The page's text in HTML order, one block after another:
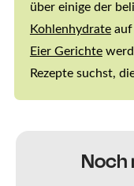
über einige der
Kohlenhydrateauf
Eier Gerichte
Rezepte suchst,